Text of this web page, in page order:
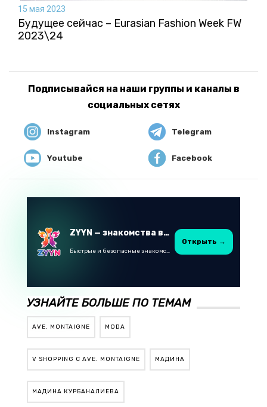
15 мая 2023
Будущее сейчас – Eurasian Fashion Week FW
2023\24
Подписывайся на наши группы и каналы в
социальных сетях
Instagram Telegram
Youtube Facebook
ZYYN — знакомства в Казахстане
Быстрые и безопасные знакомства в Telegram
Открыть →
УЗНАЙТЕ БОЛЬШЕ ПО ТЕМАМ
AVE. MONTAIGNE MODA
V SHOPPING С AVE. MONTAIGNE МАДИНА
МАДИНА КУРБАНАЛИЕВА